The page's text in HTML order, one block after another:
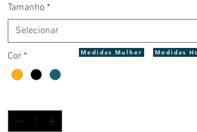
Tamanho *
Selecionar
Cor * Medidas Mulher Medidas